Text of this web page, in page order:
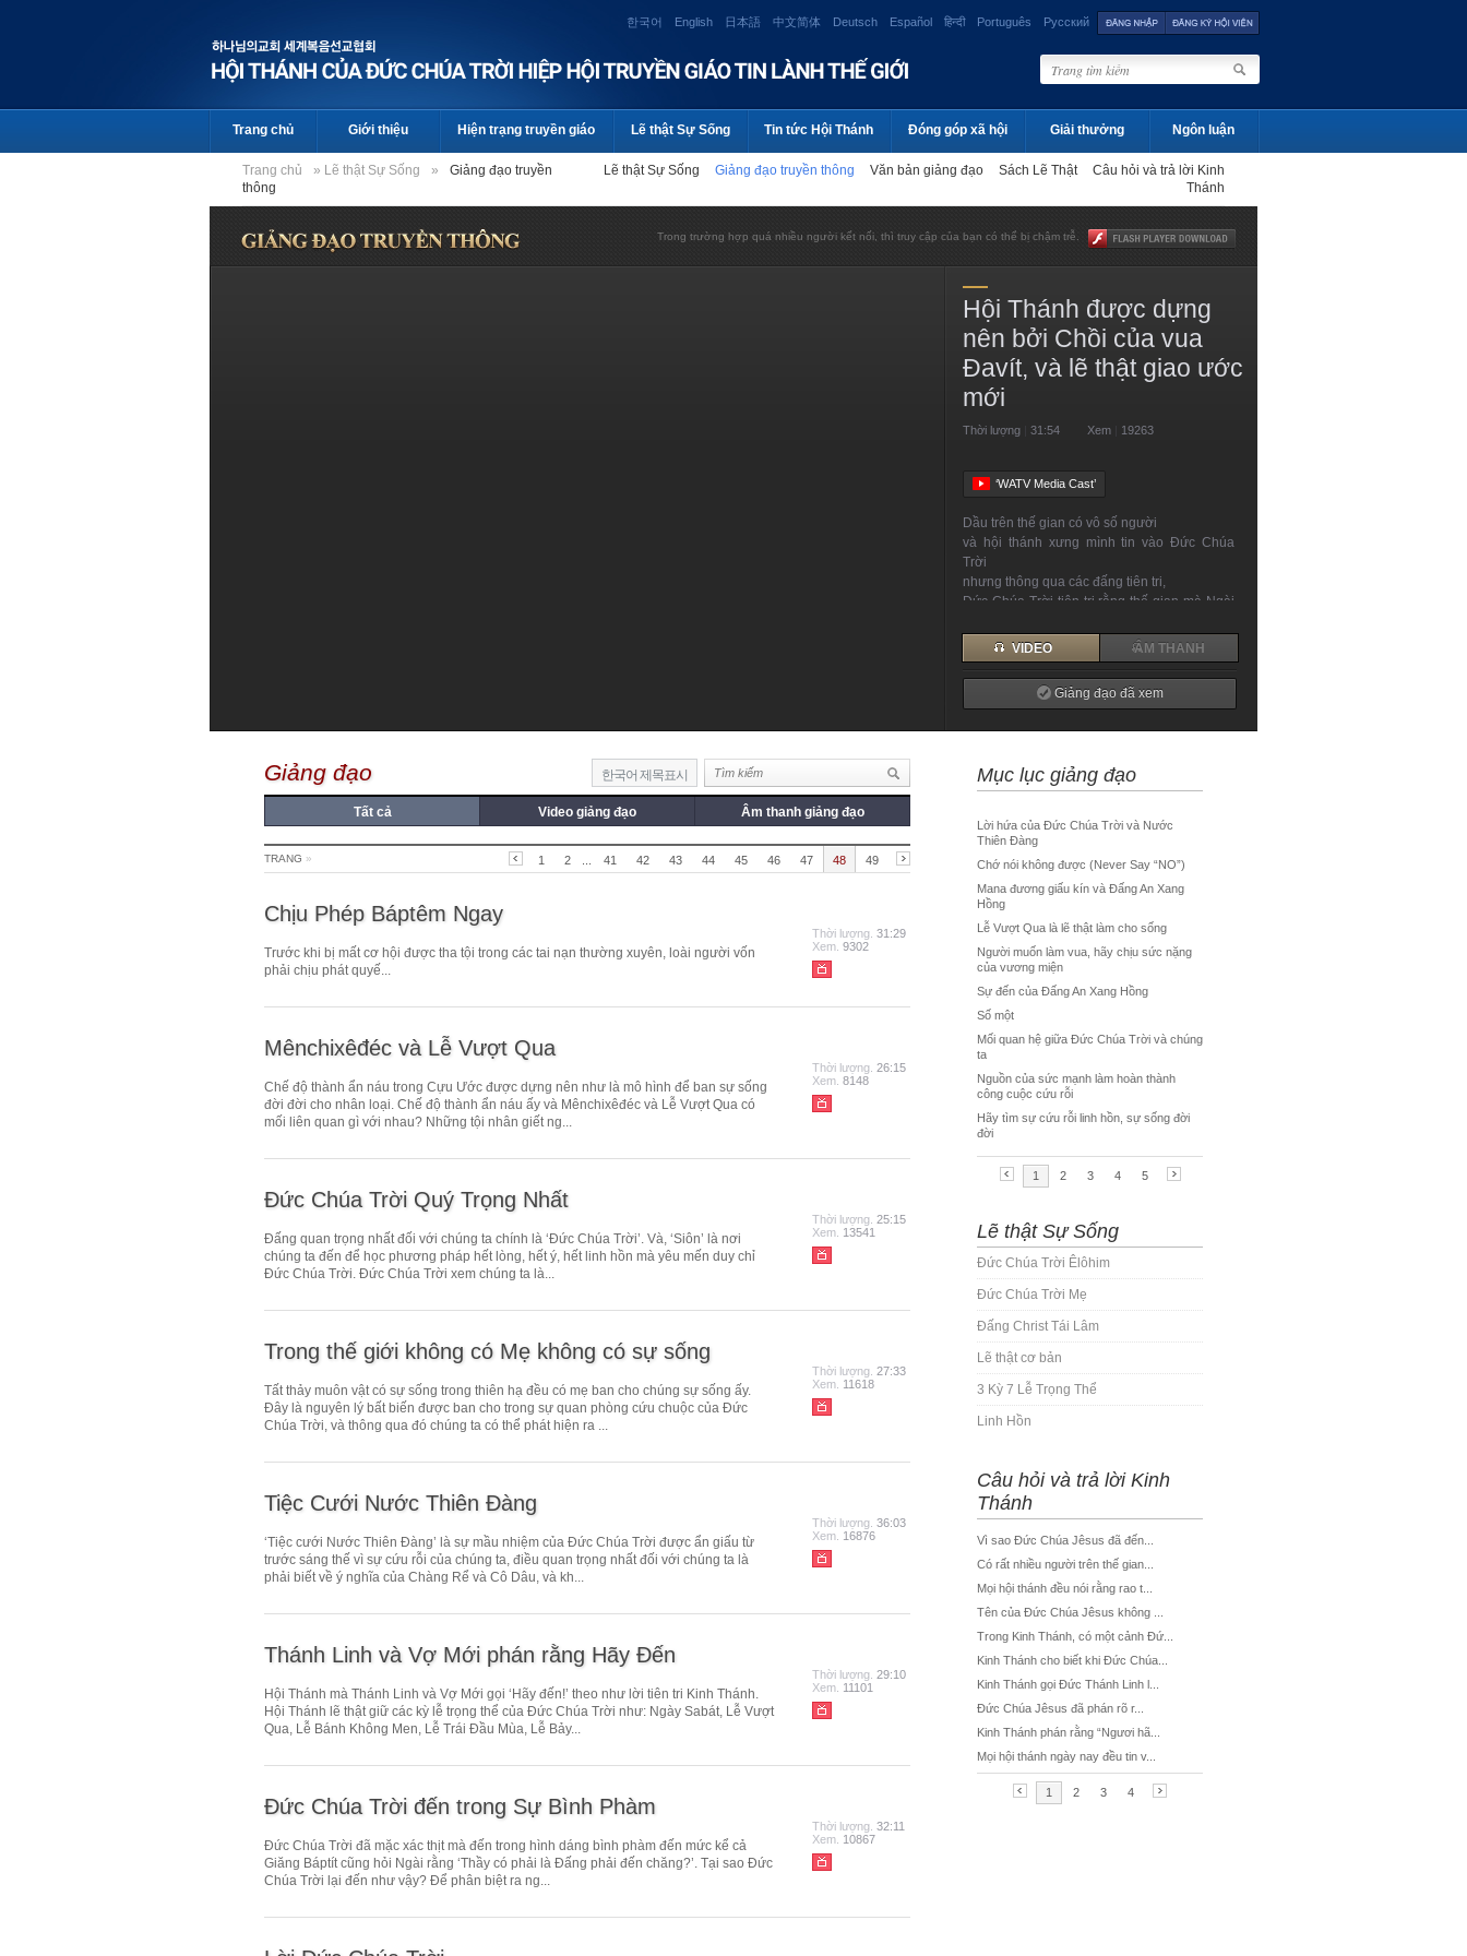
한국어 English 日本語 中文简体 Deutsch Español हिन्दी Português Русский
Trang chủ Giới thiệu Hiện trạng truyền giáo Lẽ thật Sự Sống Tin tức Hội Thánh Đóng góp xã hội Giải thưởng Ngôn luận
Trang chủ » Lẽ thật Sự Sống »
Giảng đạo truyền
thông
Lẽ thật Sự Sống Giảng đạo truyền thông Văn bản giảng đạo Sách Lẽ Thật
Câu hỏi và trả lời Kinh
Thánh
Trong trường hợp quá nhiều người kết nối, thì truy cập của bạn có thể bị chậm trễ.
Giảng đạo 한국어 제목표시
Tất cả Video giảng đạo Âm thanh giảng đạo
TRANG » 1 2 41 42 43 44 45 46 47 48 49
Chịu Phép Báptêm Ngay
Trước khi bị mất cơ hội được tha tội trong các tai nạn thường xuyên, loài người vốn
phải chịu phát quyế...
Thời lượng. 31:29
Xem. 9302
Mênchixêđéc và Lễ Vượt Qua
Chế độ thành ẩn náu trong Cựu Ước được dựng nên như là mô hình để ban sự sống
đời đời cho nhân loại. Chế độ thành ẩn náu ấy và Mênchixêđéc và Lễ Vượt Qua có
mối liên quan gì với nhau? Những tội nhân giết ng...
Thời lượng. 26:15
Xem. 8148
Đức Chúa Trời Quý Trọng Nhất
Đấng quan trọng nhất đối với chúng ta chính là ‘Đức Chúa Trời’. Và, ‘Siôn’ là nơi
chúng ta đến để học phương pháp hết lòng, hết ý, hết linh hồn mà yêu mến duy chỉ
Đức Chúa Trời. Đức Chúa Trời xem chúng ta là...
Thời lượng. 25:15
Xem. 13541
Trong thế giới không có Mẹ không có sự sống
Tất thảy muôn vật có sự sống trong thiên hạ đều có mẹ ban cho chúng sự sống ấy.
Đây là nguyên lý bất biến được ban cho trong sự quan phòng cứu chuộc của Đức
Chúa Trời, và thông qua đó chúng ta có thể phát hiện ra ...
Thời lượng. 27:33
Xem. 11618
Tiệc Cưới Nước Thiên Đàng
‘Tiệc cưới Nước Thiên Đàng’ là sự mầu nhiệm của Đức Chúa Trời được ẩn giấu từ
trước sáng thế vì sự cứu rỗi của chúng ta, điều quan trọng nhất đối với chúng ta là
phải biết về ý nghĩa của Chàng Rể và Cô Dâu, và kh...
Thời lượng. 36:03
Xem. 16876
Thánh Linh và Vợ Mới phán rằng Hãy Đến
Hội Thánh mà Thánh Linh và Vợ Mới gọi ‘Hãy đến!’ theo như lời tiên tri Kinh Thánh.
Hội Thánh lẽ thật giữ các kỳ lễ trọng thể của Đức Chúa Trời như: Ngày Sabát, Lễ Vượt
Qua, Lễ Bánh Không Men, Lễ Trái Đầu Mùa, Lễ Bảy...
Thời lượng. 29:10
Xem. 11101
Đức Chúa Trời đến trong Sự Bình Phàm
Đức Chúa Trời đã mặc xác thịt mà đến trong hình dáng bình phàm đến mức kể cả
Giăng Báptít cũng hỏi Ngài rằng ‘Thầy có phải là Đấng phải đến chăng?’. Tại sao Đức
Chúa Trời lại đến như vậy? Để phân biệt ra ng...
Thời lượng. 32:11
Xem. 10867
Lẽ thật Sự Sống
Đức Chúa Trời Êlôhim
Đức Chúa Trời Mẹ
Đấng Christ Tái Lâm
Lẽ thật cơ bản
3 Kỳ 7 Lễ Trọng Thể
Linh Hồn